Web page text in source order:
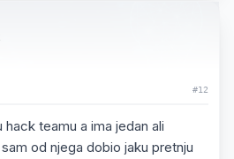
#12
teamu a ima jedan ali
od njega dobio jaku pretnju